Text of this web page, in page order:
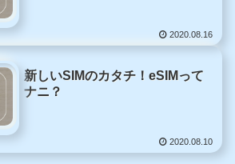
2020.08.16
新しいSIMのカタチ！eSIMって
ナニ？
2020.08.10